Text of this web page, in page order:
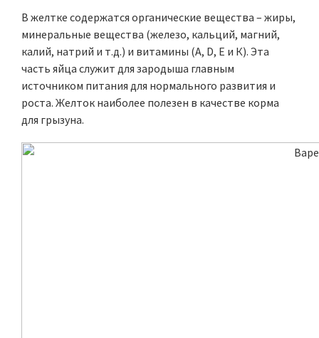
В желтке содержатся органические вещества – жиры,
минеральные вещества (железо, кальций, магний,
калий, натрий и т.д.) и витамины (А, D, Е и К). Эта
часть яйца служит для зародыша главным
источником питания для нормального развития и
роста. Желток наиболее полезен в качестве корма
для грызуна.